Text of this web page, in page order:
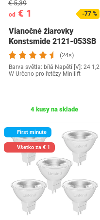
od € 1
€ 5,39
-77 %
Vianočné žiarovky
Konstsmide 2121-053SB
(24×)
Barva světla: bílá Napětí [V]: 24 1,2
W Určeno pro řetězy Minilift
4 kusy na sklade
First minute
Všetko za € 1